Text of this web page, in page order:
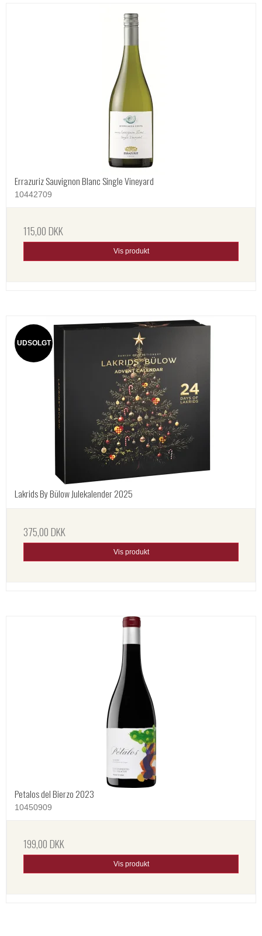
Errazuriz Sauvignon Blanc Single Vineyard
10442709
115,00 DKK
Vis produkt
UDSOLGT
Lakrids By Bülow Julekalender 2025
375,00 DKK
Vis produkt
Petalos del Bierzo 2023
10450909
199,00 DKK
Vis produkt